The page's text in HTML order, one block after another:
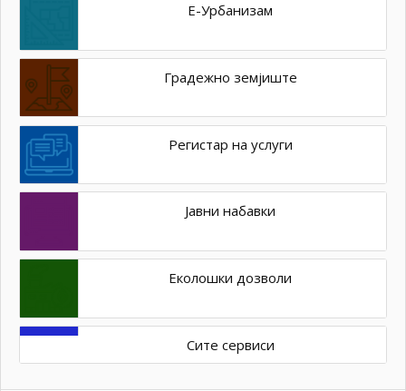
Е-Урбанизам
Градежно земјиште
Регистар на услуги
Јавни набавки
Еколошки дозволи
Сите сервиси